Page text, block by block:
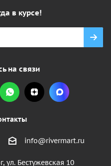
в курсе!
на связи
info@rivermart.ru
ул. Бестужевская 10